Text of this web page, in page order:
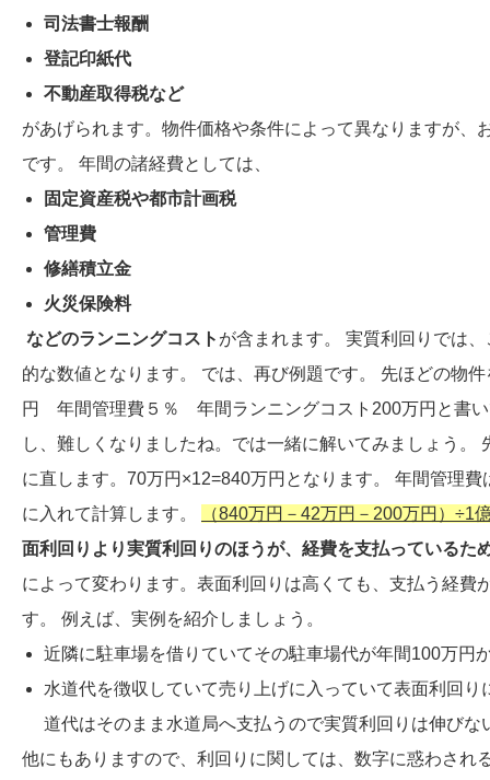
司法書士報酬
登記印紙代
不動産取得税など
があげられます。物件価格や条件によって異なりますが、
です。 年間の諸経費としては、
固定資産税や都市計画税
管理費
修繕積立金
火災保険料
などのランニングコスト が含まれます。 実質利回りでは
的な数値となります。 では、再び例題です。 先ほどの
円 年間管理費５％ 年間ランニングコスト200万円と書
し、難しくなりましたね。では一緒に解いてみましょう
に直します。70万円×12=840万円となります。 年間管理
に入れて計算します。
（840万円－42万円－200万円）÷1
面利回りより実質利回りのほうが、経費を支払っているた
によって変わります。表面利回りは高くても、支払う経
す。 例えば、実例を紹介しましょう。
近隣に駐車場を借りていてその駐車場代が年間100万円
水道代を徴収していて売り上げに入っていて表面利回
道代はそのまま水道局へ支払うので実質利回りは伸びな
他にもありますので、利回りに関しては、数字に惑わさ